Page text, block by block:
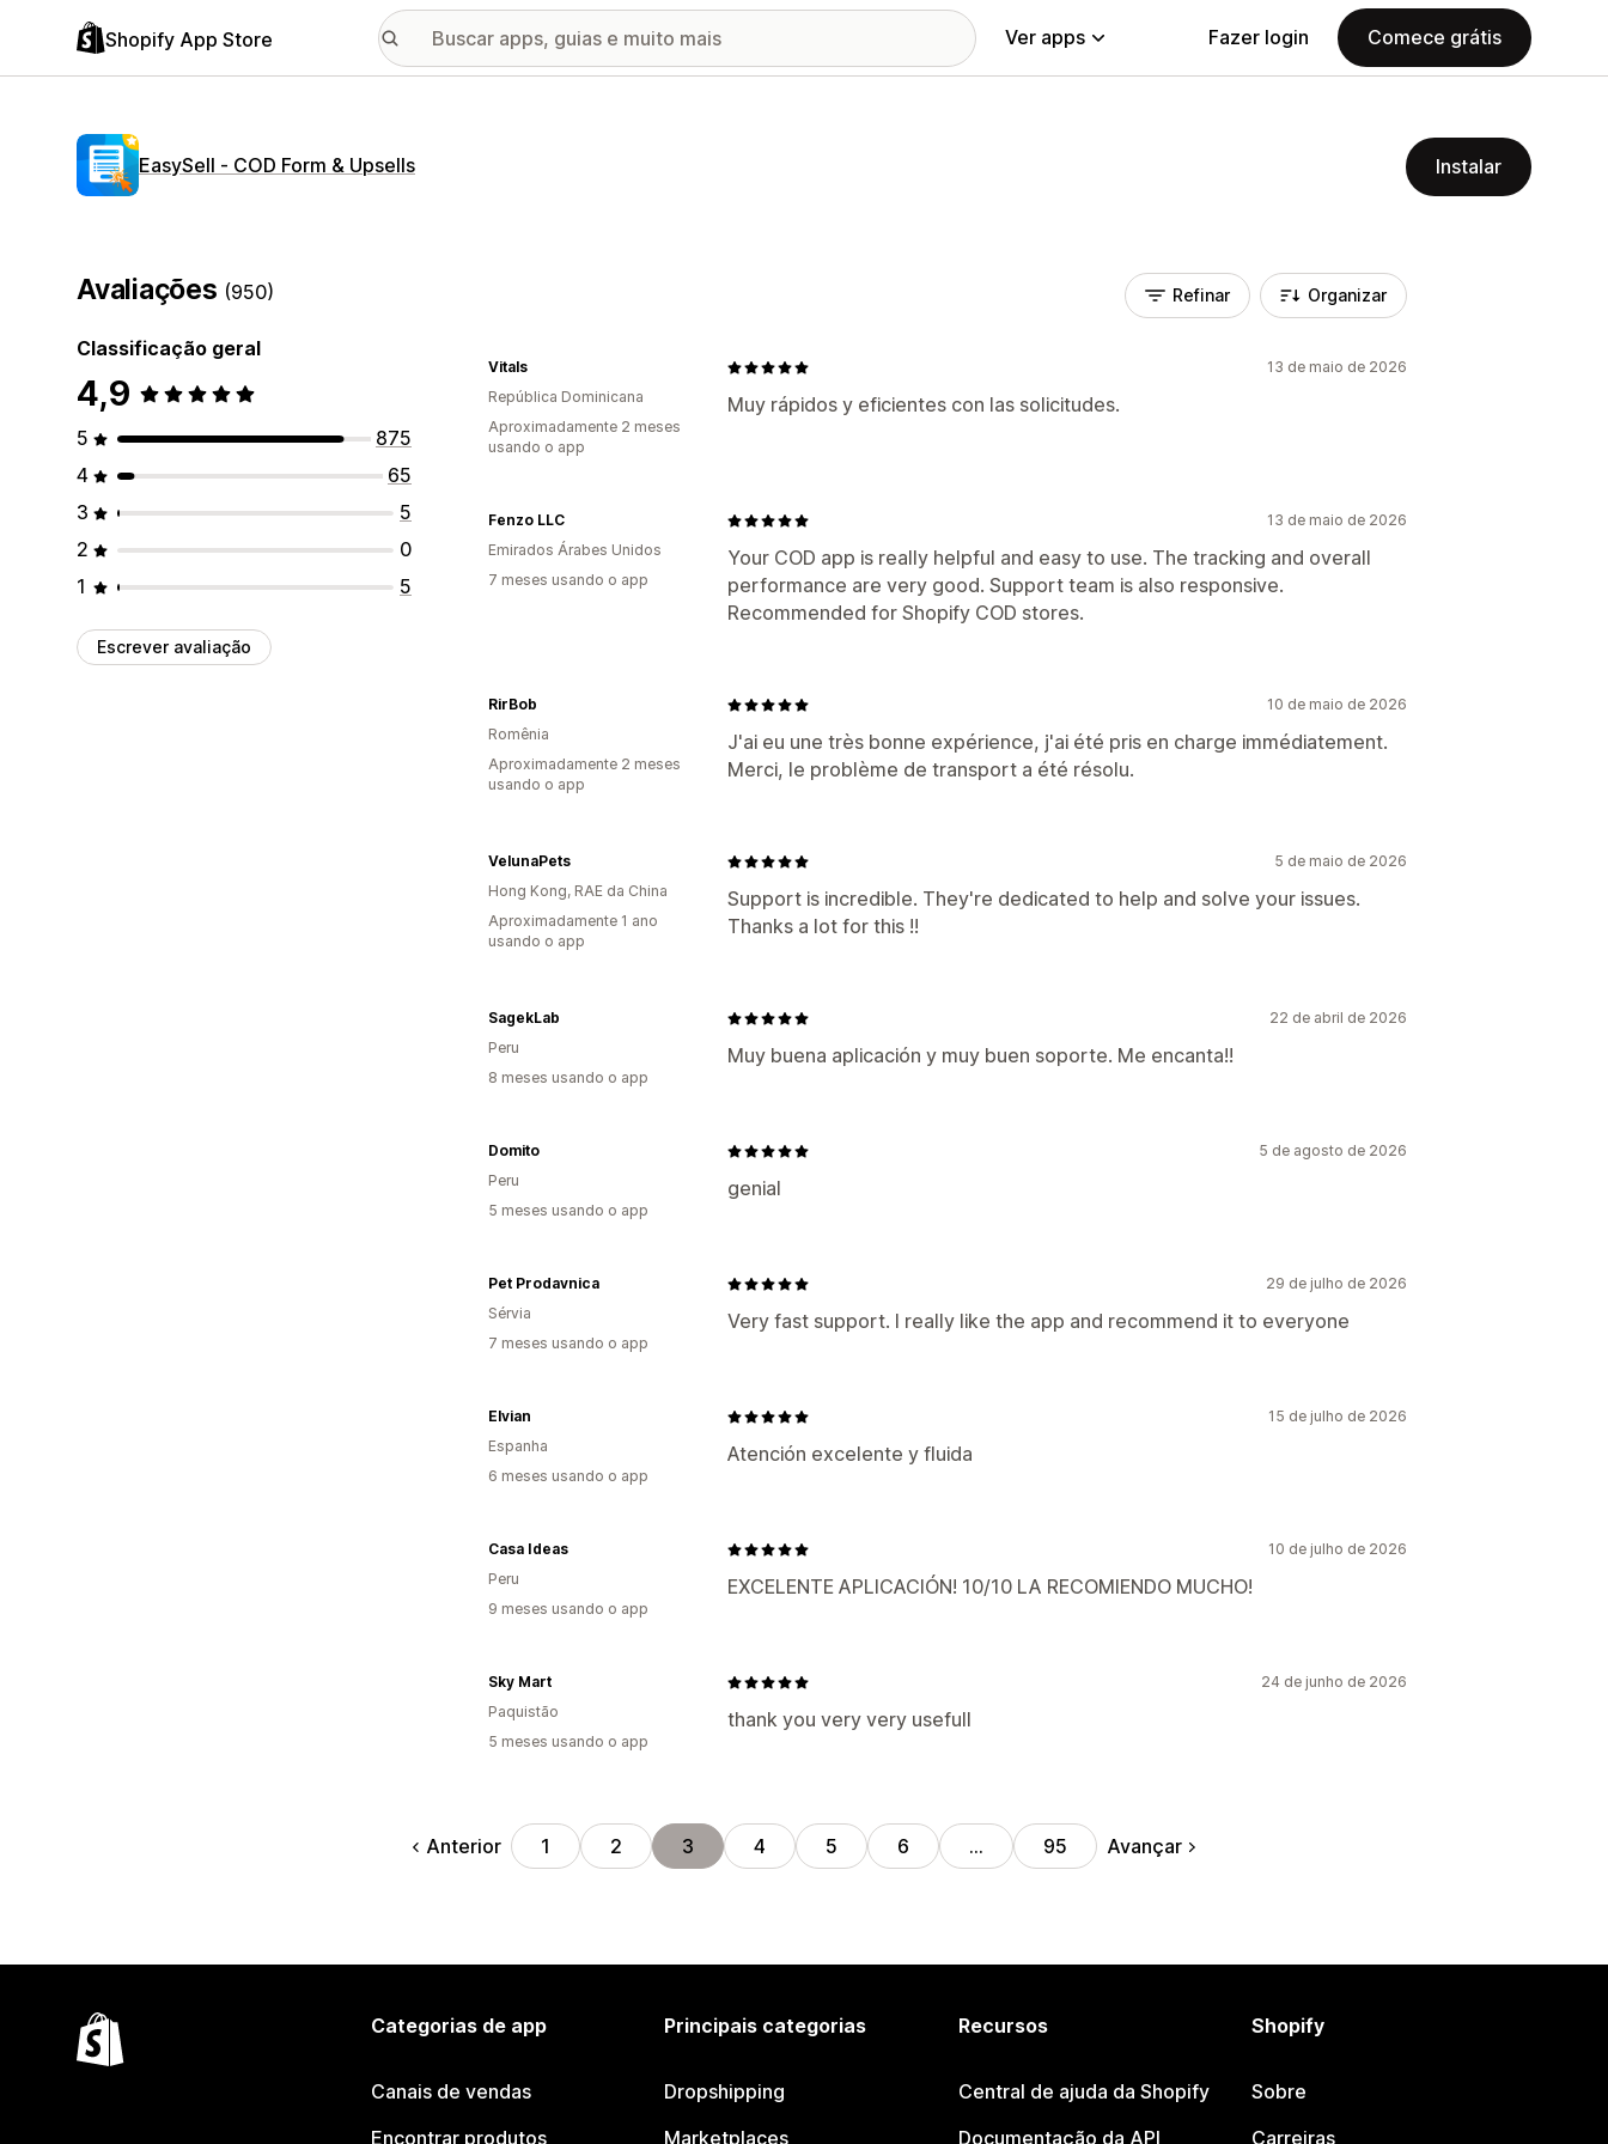
Shopify App Store Ver apps Fazer login Comece grátis
EasySell ‑ COD Form & Upsells Instalar
Avaliações (950)
Classificação geral
4,9
5
875
4
65
3
5
2
0
1
5
Escrever avaliação
Refinar Organizar
13 de maio de 2026
Muy rápidos y eficientes con las solicitudes.
Vitals
República Dominicana
Aproximadamente 2 meses
usando o app
13 de maio de 2026
Your COD app is really helpful and easy to use. The tracking and overall
performance are very good. Support team is also responsive.
Recommended for Shopify COD stores.
Fenzo LLC
Emirados Árabes Unidos
7 meses usando o app
10 de maio de 2026
J'ai eu une très bonne expérience, j'ai été pris en charge immédiatement.
Merci, le problème de transport a été résolu.
RirBob
Romênia
Aproximadamente 2 meses
usando o app
5 de maio de 2026
Support is incredible. They're dedicated to help and solve your issues.
Thanks a lot for this !!
VelunaPets
Hong Kong, RAE da China
Aproximadamente 1 ano
usando o app
22 de abril de 2026
Muy buena aplicación y muy buen soporte. Me encanta!!
SagekLab
Peru
8 meses usando o app
5 de agosto de 2026
genial
Domito
Peru
5 meses usando o app
29 de julho de 2026
Very fast support. I really like the app and recommend it to everyone
Pet Prodavnica
Sérvia
7 meses usando o app
15 de julho de 2026
Atención excelente y fluida
Elvian
Espanha
6 meses usando o app
10 de julho de 2026
EXCELENTE APLICACIÓN! 10/10 LA RECOMIENDO MUCHO!
Casa Ideas
Peru
9 meses usando o app
24 de junho de 2026
thank you very very usefull
Sky Mart
Paquistão
5 meses usando o app
Anterior 1 2 3 4 5 6 … 95 Avançar
Categorias de app
Canais de vendas
Encontrar produtos
Principais categorias
Dropshipping
Marketplaces
Recursos
Central de ajuda da Shopify
Documentação da API
Shopify
Sobre
Carreiras